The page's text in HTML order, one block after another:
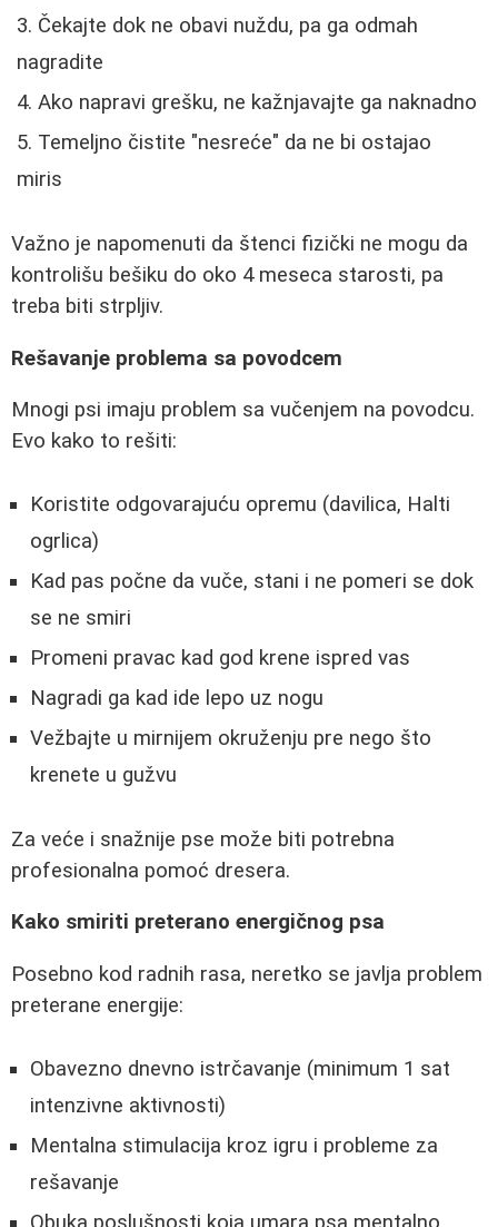
Čekajte dok ne obavi nuždu, pa ga odmah
nagradite
Ako napravi grešku, ne kažnjavajte ga naknadno
Temeljno čistite "nesreće" da ne bi ostajao
miris
Važno je napomenuti da štenci fizički ne mogu da
kontrolišu bešiku do oko 4 meseca starosti, pa
treba biti strpljiv.
Rešavanje problema sa povodcem
Mnogi psi imaju problem sa vučenjem na povodcu.
Evo kako to rešiti:
Koristite odgovarajuću opremu (davilica, Halti
ogrlica)
Kad pas počne da vuče, stani i ne pomeri se dok
se ne smiri
Promeni pravac kad god krene ispred vas
Nagradi ga kad ide lepo uz nogu
Vežbajte u mirnijem okruženju pre nego što
krenete u gužvu
Za veće i snažnije pse može biti potrebna
profesionalna pomoć dresera.
Kako smiriti preterano energičnog psa
Posebno kod radnih rasa, neretko se javlja problem
preterane energije:
Obavezno dnevno istrčavanje (minimum 1 sat
intenzivne aktivnosti)
Mentalna stimulacija kroz igru i probleme za
rešavanje